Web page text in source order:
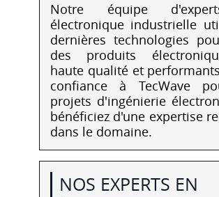
Notre équipe
électronique industrielle
dernières technologies
des produits
haute qualité et
confiance à TecWave
projets d'ingénierie
bénéficiez d'une expertise
dans le domaine.
NOS EXPERTS EN